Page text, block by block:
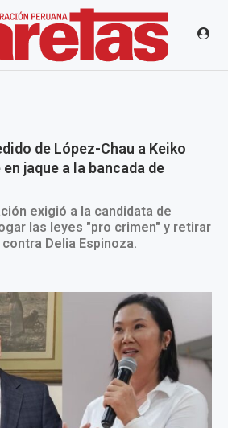
de López-Chau a Keiko
jaque a la bancada de
exigió a la candidata de
las leyes "pro crimen" y retirar
Delia Espinoza.